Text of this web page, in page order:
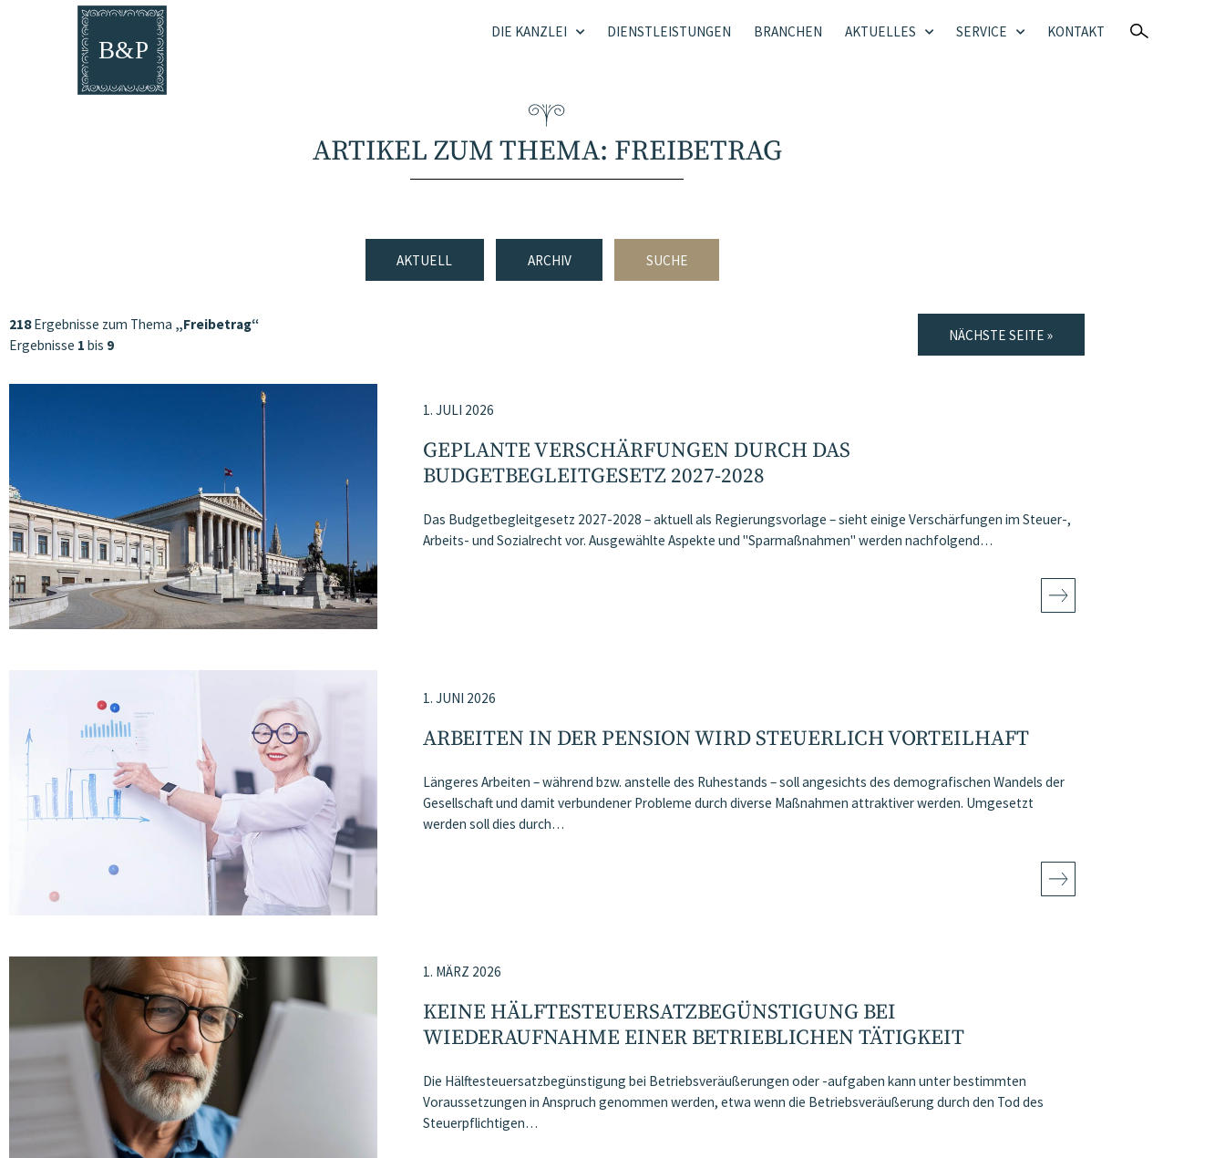
DIE KANZLEI DIENSTLEISTUNGEN BRANCHEN AKTUELLES SERVICE KONTAKT
ARTIKEL ZUM THEMA: FREIBETRAG
AKTUELL ARCHIV SUCHE
218Ergebnisse zum Thema „Freibetrag“
Ergebnisse 1 bis 9
NÄCHSTE SEITE »
1. JULI 2026
GEPLANTE VERSCHÄRFUNGEN DURCH DAS
BUDGETBEGLEITGESETZ 2027-2028
Das Budgetbegleitgesetz 2027-2028 – aktuell als Regierungsvorlage – sieht einige Verschärfungen im Steuer-,
Arbeits- und Sozialrecht vor. Ausgewählte Aspekte und "Sparmaßnahmen" werden nachfolgend…
1. JUNI 2026
ARBEITEN IN DER PENSION WIRD STEUERLICH VORTEILHAFT
Längeres Arbeiten – während bzw. anstelle des Ruhestands – soll angesichts des demografischen Wandels der
Gesellschaft und damit verbundener Probleme durch diverse Maßnahmen attraktiver werden. Umgesetzt
werden soll dies durch…
1. MÄRZ 2026
KEINE HÄLFTESTEUERSATZ­BEGÜNSTIGUNG BEI
WIEDERAUFNAHME EINER BETRIEBLICHEN TÄTIGKEIT
Die Hälftesteuersatzbegünstigung bei Betriebsveräußerungen oder -aufgaben kann unter bestimmten
Voraussetzungen in Anspruch genommen werden, etwa wenn die Betriebsveräußerung durch den Tod des
Steuerpflichtigen…